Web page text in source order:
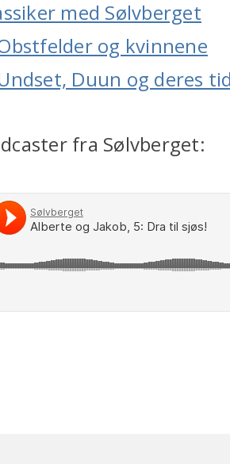
med Sølvberget
og kvinnene
Duun og deres
fra Sølvberget: